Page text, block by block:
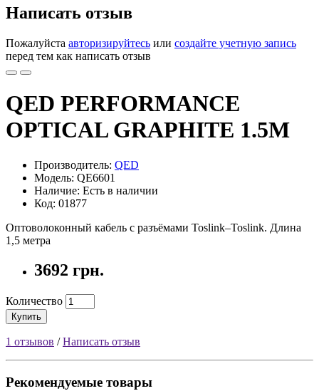
Написать отзыв
Пожалуйста авторизируйтесь или создайте учетную запись
перед тем как написать отзыв
QED PERFORMANCE
OPTICAL GRAPHITE 1.5M
Производитель: QED
Модель: QE6601
Наличие: Есть в наличии
Код: 01877
Оптоволоконный кабель с разъёмами Toslink–Toslink. Длина
1,5 метра
3692 грн.
Количество
Купить
1 отзывов /Написать отзыв
Рекомендуемые товары